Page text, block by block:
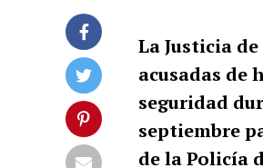
La Justicia
acusadas de
seguridad
septiembre
de la Policía